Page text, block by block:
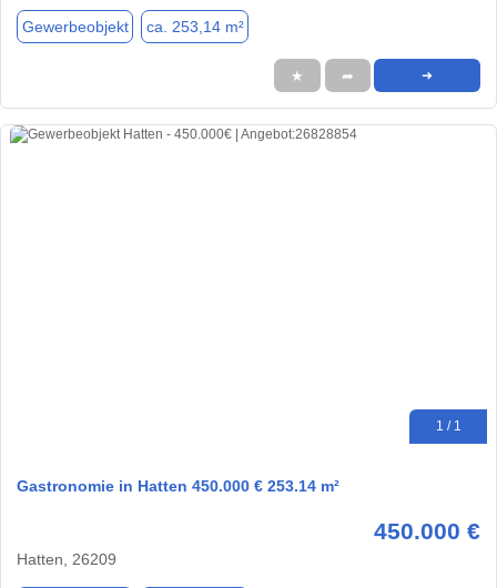
Gewerbeobjekt ca. 253,14 m²
★ ➦ ➜
1 / 1
Gastronomie in Hatten 450.000 € 253.14 m²
450.000 €
Hatten, 26209